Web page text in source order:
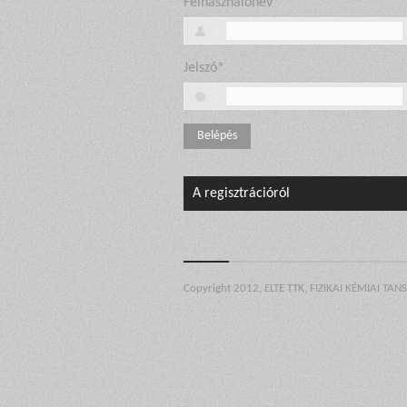
Jelszó*
A regisztrációról
Copyright 2012, ELTE TTK, FIZIKAI KÉMIAI